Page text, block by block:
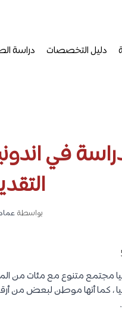
دليل التخصصات دراسة
في
بواسطة
، كما أنها موطن لبعض من